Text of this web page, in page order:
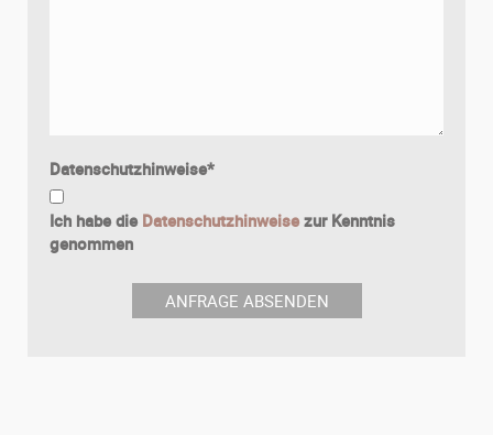
Datenschutzhinweise*
Ich habe die Datenschutzhinweise zur Kenntnis
genommen